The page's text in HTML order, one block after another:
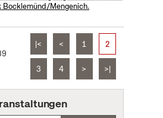
Mengenich.
|< < 1 2
3 4 > >|